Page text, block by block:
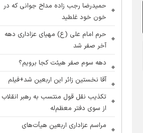
حمیدرضا رجب زاده مداح جوانی که در
خون خود غلطید
حرم امام علی (ع) مهیای عزاداری دهه
آخر صفر شد
دهه سوم صفر هیئت کجا برویم؟
آقا نخستین زائر این اربعین شد+فیلم
تکذیب نقل قول منتسب به رهبر انقلاب
از سوی دفتر معظم‌له
مراسم عزاداری اربعین هیأت‌های